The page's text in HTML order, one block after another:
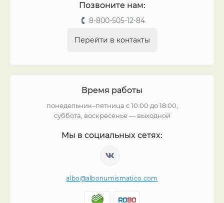
Позвоните нам:
8-800-505-12-84
Перейти в контакты
Время работы
понедельник–пятница с 10:00 до 18:00,
суббота, воскресенье — выходной
Мы в социальных сетях:
albo@albonumismatico.com